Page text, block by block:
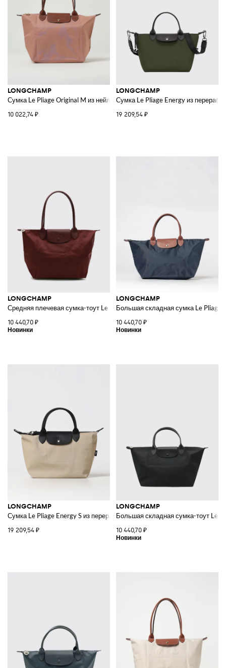
LONGCHAMP
Сумка Le Pliage Original M из нейлона и зернистой кожи
10 022,74 ₽
LONGCHAMP
Сумка Le Pliage Energy из
19 209,54 ₽
LONGCHAMP
Средняя плечевая сумка-тоут Le Pliage One из переработанного
10 440,70 ₽
LONGCHAMP
Большая складная сумка Le Pliage
10 440,70 ₽
LONGCHAMP
Сумка Le Pliage Energy S из переработанного нейлона и кожи
19 209,54 ₽
LONGCHAMP
Большая складная сумка-тоут Le
10 440,70 ₽